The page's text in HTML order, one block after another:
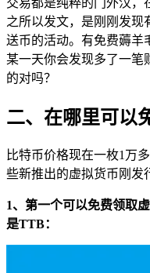
之所以发文，是刚刚发现
送币的活动。有免费薅羊
某一天你会发现多了一笔
的对吗？
二、在哪里可以
比特币价格现在一枚1万
些新推出的虚拟货币刚发
1、第一个可以免费领取
是TTB：